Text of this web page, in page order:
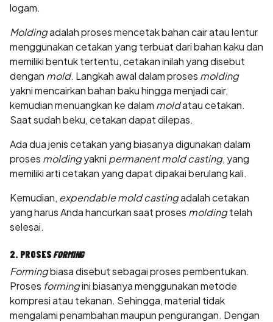
logam.
Moldingadalah proses mencetak bahan cair atau lentur
menggunakan cetakan yang terbuat dari bahan kaku dan
memiliki bentuk tertentu, cetakan inilah yang disebut
dengan mold. Langkah awal dalam proses molding
yakni mencairkan bahan baku hingga menjadi cair,
kemudian menuangkan ke dalam moldatau cetakan.
Saat sudah beku, cetakan dapat dilepas.
Ada dua jenis cetakan yang biasanya digunakan dalam
proses moldingyakni permanent mold casting, yang
memiliki arti cetakan yang dapat dipakai berulang kali.
Kemudian, expendable mold castingadalah cetakan
yang harus Anda hancurkan saat proses moldingtelah
selesai.
2. PROSESFORMING
Formingbiasa disebut sebagai proses pembentukan.
Proses formingini biasanya menggunakan metode
kompresi atau tekanan. Sehingga, material tidak
mengalami penambahan maupun pengurangan. Dengan